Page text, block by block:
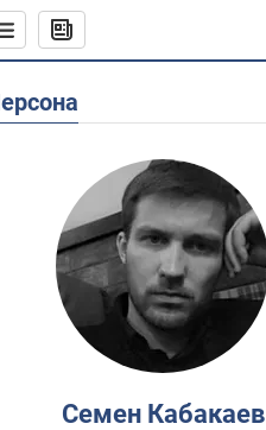
Персона
Семен Кабакаев